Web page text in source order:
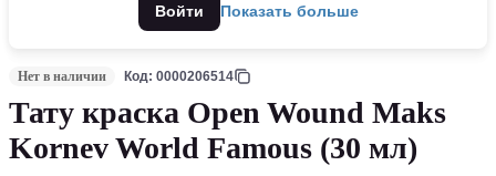
Войти Показать больше
Нет в наличии Код: 0000206514
Тату краска Open Wound Maks
Kornev World Famous (30 мл)